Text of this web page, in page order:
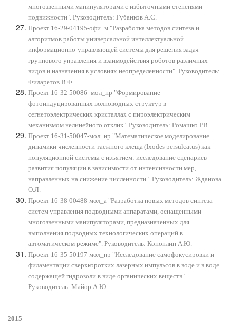
многозвенными манипуляторами с избыточными степенями
подвижности". Руководитель: Губанков А.С.
Проект 16-29-04195-офи_м "Разработка методов синтеза и
алгоритмов работы универсальной интеллектуальной
информационно-управляющей системы для решения задач
группового управления и взаимодействия роботов различных
видов и назначения в условиях неопределенности". Руководитель:
Филаретов В.Ф.
Проект 16-32-50086- мол_нр "Формирование
фотоиндуцированных волноводных структур в
сегнетоэлектрических кристаллах с пироэлектрическим
механизмом нелинейного отклик". Руководитель: Ромашко Р.В.
Проект 16-31-50047-мол_нр "Математическое моделирование
динамики численности таежного клеща (Ixodes persulcatus) как
популяционной системы с изъятием: исследование сценариев
развития популяции в зависимости от интенсивности мер,
направленных на снижение численности". Руководитель: Жданова
О.Л.
Проект 16-38-00488-мол_а "Разработка новых методов синтеза
систем управления подводными аппаратами, оснащенными
многозвенными манипуляторами, предназначенных для
выполнения подводных технологических операций в
автоматическом режиме". Руководитель: Коноплин А.Ю.
Проект 16-35-50197-мол_нр "Исследование самофокусировки и
филаментации сверхкоротких лазерных импульсов в воде и в воде
содержащей гидрозоли в виде органических веществ".
Руководитель: Майор А.Ю.
--------------------------------------------------------------------------------
2015